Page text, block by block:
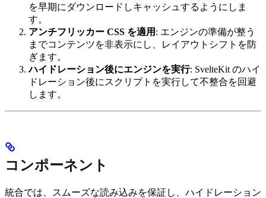
を早期にダウンロードしキャッシュするようにしま
す。
アンチフリッカー CSS を適用 : エンジンの準備が整う
までコンテンツを非表示にし、レイアウトシフトを防
ぎます。
ハイドレーション後にエンジンを実行: SvelteKit のハイ
ドレーション後にスクリプトを実行して不整合を回避
します。
コンポーネント
統合では、スムーズな読み込みを保証し、ハイドレーション